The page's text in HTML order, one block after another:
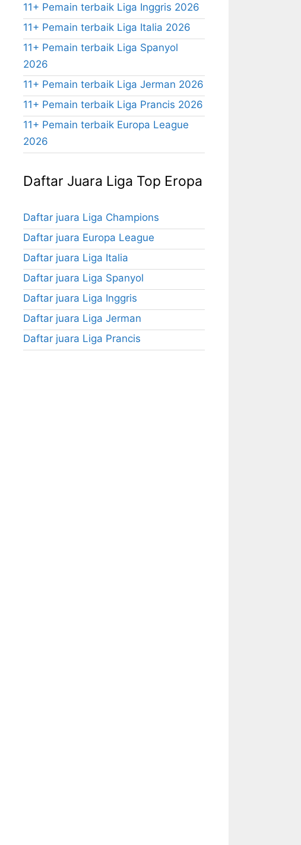
11+ Pemain terbaik Liga Inggris 2026
11+ Pemain terbaik Liga Italia 2026
11+ Pemain terbaik Liga Spanyol
2026
11+ Pemain terbaik Liga Jerman 2026
11+ Pemain terbaik Liga Prancis 2026
11+ Pemain terbaik Europa League
2026
Daftar Juara Liga Top Eropa
Daftar juara Liga Champions
Daftar juara Europa League
Daftar juara Liga Italia
Daftar juara Liga Spanyol
Daftar juara Liga Inggris
Daftar juara Liga Jerman
Daftar juara Liga Prancis